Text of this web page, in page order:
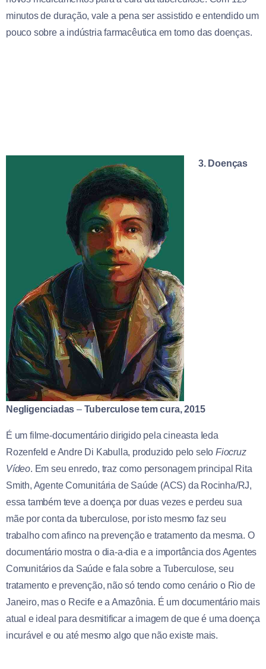
minutos de duração, vale a pena ser assistido e entendido um
pouco sobre a indústria farmacêutica em torno das doenças.
3. Doenças
Negligenciadas –Tuberculose tem cura, 2015
É um filme-documentário dirigido pela cineasta Ieda
Rozenfeld e Andre Di Kabulla, produzido pelo selo Fiocruz
Vídeo. Em seu enredo, traz como personagem principal Rita
Smith, Agente Comunitária de Saúde (ACS) da Rocinha/RJ,
essa também teve a doença por duas vezes e perdeu sua
mãe por conta da tuberculose, por isto mesmo faz seu
trabalho com afinco na prevenção e tratamento da mesma. O
documentário mostra o dia-a-dia e a importância dos Agentes
Comunitários da Saúde e fala sobre a Tuberculose, seu
tratamento e prevenção, não só tendo como cenário o Rio de
Janeiro, mas o Recife e a Amazônia. É um documentário mais
atual e ideal para desmitificar a imagem de que é uma doença
incurável e ou até mesmo algo que não existe mais.